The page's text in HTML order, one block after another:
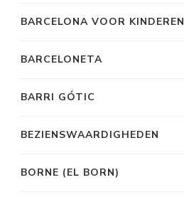
BARCELONA VOOR KINDEREN
BARCELONETA
BARRI GÓTIC
BEZIENSWAARDIGHEDEN
BORNE (EL BORN)